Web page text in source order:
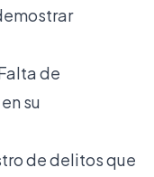
de
su
de delitos que